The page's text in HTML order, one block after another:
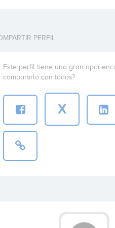
PERFIL
Este perfil tiene una gran
compartirlo con todos?
X